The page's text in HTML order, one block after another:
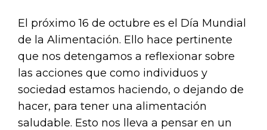
El próximo 16 de octubre es el Día Mundial
de la Alimentación. Ello hace pertinente
que nos detengamos a reflexionar sobre
las acciones que como individuos y
sociedad estamos haciendo, o dejando de
hacer, para tener una alimentación
saludable. Esto nos lleva a pensar en un